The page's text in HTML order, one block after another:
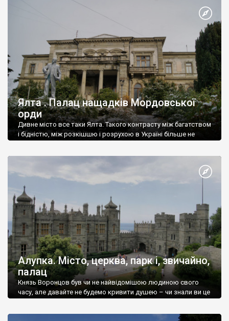
Ялта . Палац нащадків Мордовської
орди
Дивне місто все таки Ялта. Такого контрасту між багатством
і бідністю, між розкішшю і розрухою в Україні більше не
Алупка. Місто, церква, парк і, звичайно,
палац
Князь Воронцов був чи не найвідомішою людиною свого
часу, але давайте не будемо кривити душею – чи знали ви це